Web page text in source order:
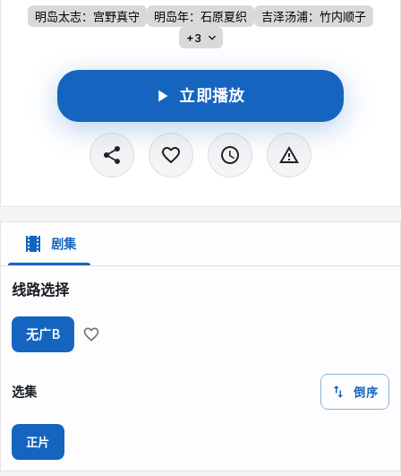
明岛太志：宫野真守 明岛年：石原夏织
吉泽汤浦：竹内顺子
+3
立即播放
剧集
线路选择
无广B
选集 倒序
正片